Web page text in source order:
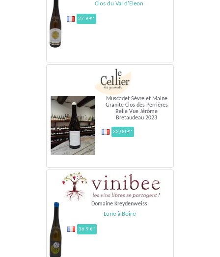
Clos du Val d'Eleon
27.9 €*
Muscadet Sèvre et Maine
Granite Clos des Perrières
Belle Vue Jérôme
Bretaudeau 2023
32,00 €*
Domaine Kreydenweiss
Lune à Boire
16.9 €*